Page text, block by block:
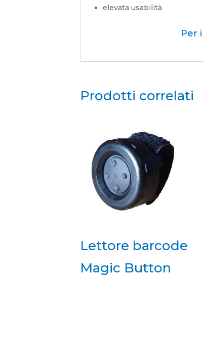
elevata usabilità
Per
Prodotti correlati
Lettore barcode
Magic Button